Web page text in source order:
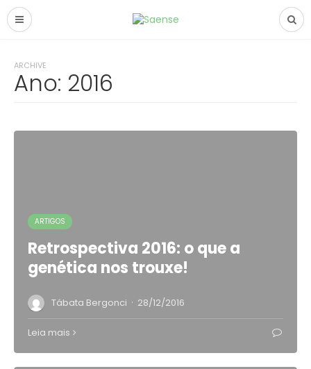
ARCHIVE
Ano: 2016
ARTIGOS
Retrospectiva 2016: o que a
genética nos trouxe!
Tábata Bergonci · 28/12/2016
Leia mais